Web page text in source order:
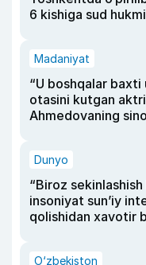
6 kishiga sud
Madaniyat
“U boshqalar baxti
otasini kutgan
Ahmedovaning
Dunyo
“Biroz
insoniyat sun’iy
qolishidan xavotir
O‘zbekiston